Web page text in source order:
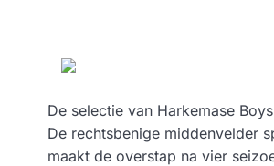
De selectie van Harkemase
De rechtsbenige middenvelder
maakt de overstap na vier